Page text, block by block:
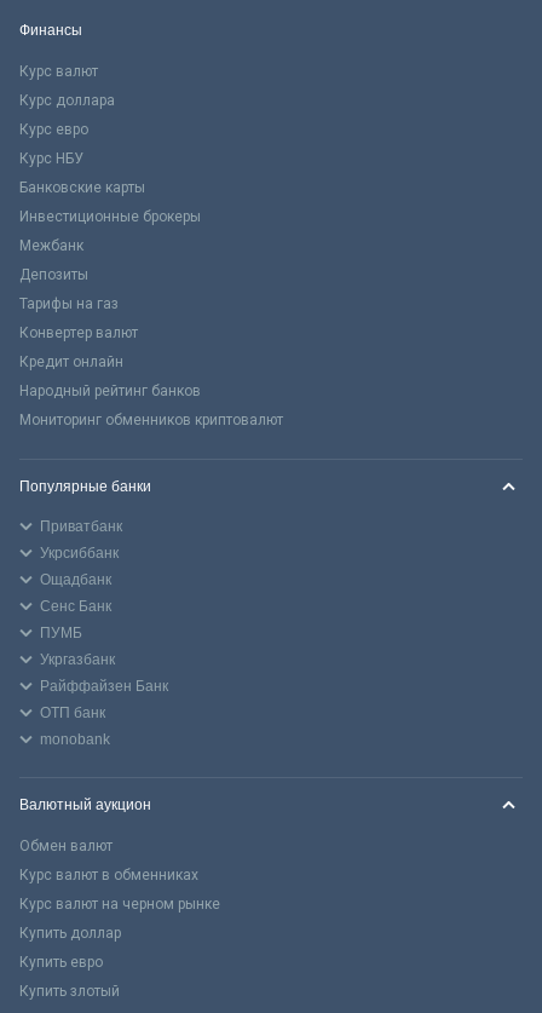
Финансы
Курс валют
Курс доллара
Курс евро
Курс НБУ
Банковские карты
Инвестиционные брокеры
Межбанк
Депозиты
Тарифы на газ
Конвертер валют
Кредит онлайн
Народный рейтинг банков
Мониторинг обменников криптовалют
Популярные банки
Приватбанк
Укрсиббанк
Ощадбанк
Сенс Банк
ПУМБ
Укргазбанк
Райффайзен Банк
ОТП банк
monobank
Валютный аукцион
Обмен валют
Курс валют в обменниках
Курс валют на черном рынке
Купить доллар
Купить евро
Купить злотый